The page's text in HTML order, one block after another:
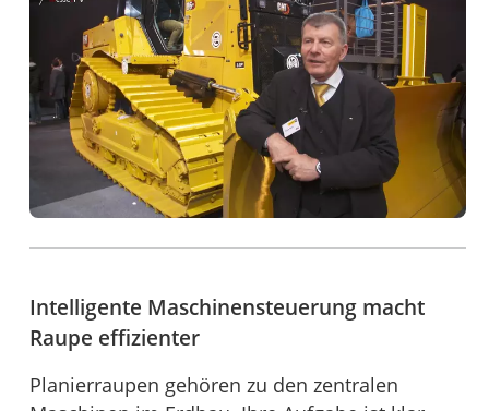
Intelligente Maschinensteuerung macht
Raupe effizienter
Planierraupen gehören zu den zentralen